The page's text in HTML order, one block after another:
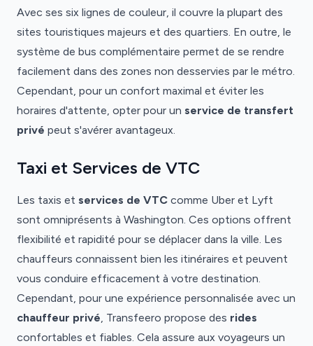
Avec ses six lignes de couleur, il couvre la plupart des
sites touristiques majeurs et des quartiers. En outre, le
système de bus complémentaire permet de se rendre
facilement dans des zones non desservies par le métro.
Cependant, pour un confort maximal et éviter les
horaires d'attente, opter pour un service de transfert
privé peut s'avérer avantageux.
Taxi et Services de VTC
Les taxis et services de VTC comme Uber et Lyft
sont omniprésents à Washington. Ces options offrent
flexibilité et rapidité pour se déplacer dans la ville. Les
chauffeurs connaissent bien les itinéraires et peuvent
vous conduire efficacement à votre destination.
Cependant, pour une expérience personnalisée avec un
chauffeur privé, Transfeero propose des rides
confortables et fiables. Cela assure aux voyageurs un